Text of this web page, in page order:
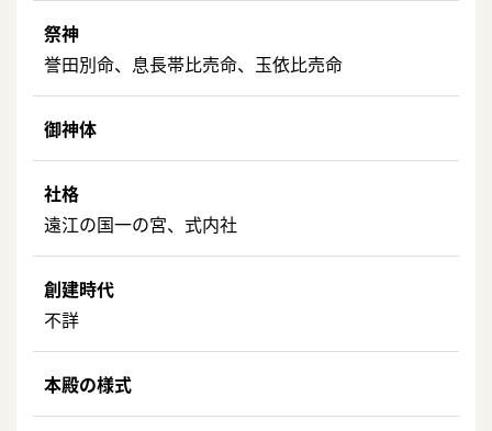
祭神
誉田別命、息長帯比売命、玉依比売命
御神体
社格
遠江の国一の宮、式内社
創建時代
不詳
本殿の様式